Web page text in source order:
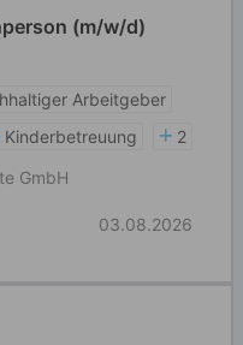
(m/w/d)
Arbeitgeber
Kinderbetreuung
2
GmbH
03.08.2026